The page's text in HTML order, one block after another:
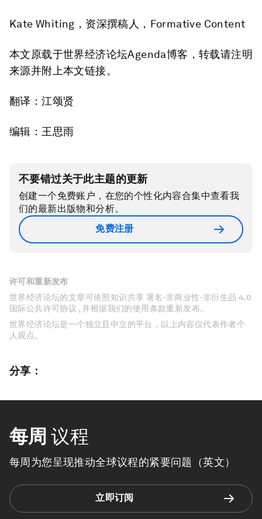
Kate Whiting，资深撰稿人，Formative Content
本文原载于世界经济论坛Agenda博客，转载请注明
来源并附上本文链接。
翻译：江颂贤
编辑：王思雨
不要错过关于此主题的更新
创建一个免费账户，在您的个性化内容合集中查看我
们的最新出版物和分析。
免费注册
许可和重新发布
世界经济论坛的文章可依照知识共享 署名-非商业性-非衍生品 4.0
国际公共许可协议 , 并根据我们的使用条款重新发布。
世界经济论坛是一个独立且中立的平台，以上内容仅代表作者个
人观点。
分享：
每周 议程
每周为您呈现推动全球议程的紧要问题（英文）
立即订阅